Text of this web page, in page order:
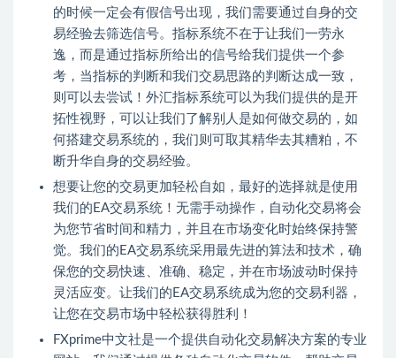
的时候一定会有假信号出现，我们需要通过自身的交
易经验去筛选信号。指标系统不在于让我们一劳永
逸，而是通过指标所给出的信号给我们提供一个参
考，当指标的判断和我们交易思路的判断达成一致，
则可以去尝试！ 外汇指标系统可以为我们提供的是开
拓性视野，可以让我们了解别人是如何做交易的，如
何搭建交易系统的，我们则可取其精华去其糟粕，不
断升华自身的交易经验。
想要让您的交易更加轻松自如，最好的选择就是使用
我们的EA交易系统！无需手动操作，自动化交易将会
为您节省时间和精力，并且在市场变化时始终保持警
觉。我们的EA交易系统采用最先进的算法和技术，确
保您的交易快速、准确、稳定，并在市场波动时保持
灵活应变。让我们的EA交易系统成为您的交易利器，
让您在交易市场中轻松获得胜利！
FXprime中文社是一个提供自动化交易解决方案的专业